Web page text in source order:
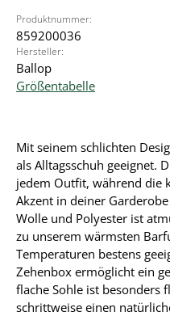
Produktnummer:
859200036
Hersteller:
Ballop
Größentabelle
Mit seinem schlichten
als Alltagsschuh geeignet.
jedem Outfit, während die
Akzent in deiner
Wolle und Polyester ist
zu unserem wärmsten
Temperaturen bestens
Zehenbox ermöglicht ein
flache Sohle ist besonders
schrittweise einen